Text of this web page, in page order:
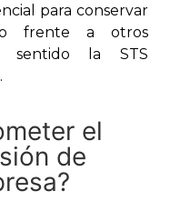
para conservar
frente a otros
sentido la STS
el
de